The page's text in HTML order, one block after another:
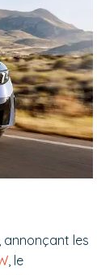
annonçant les
, le